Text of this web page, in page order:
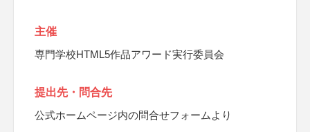
主催
専門学校HTML5作品アワード実行委員会
提出先・問合先
公式ホームページ内の問合せフォームより